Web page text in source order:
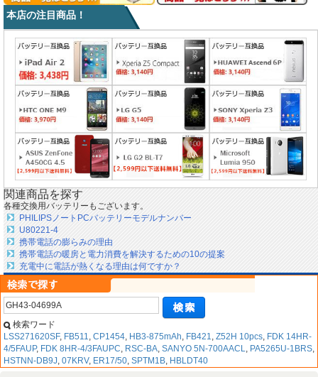
本店の注目商品！
関連商品を探す
各種交換用バッテリーもございます。
PHILIPSノートPCバッテリーモデルナンバー
U80221-4
携帯電話の膨らみの理由
携帯電話の暖房と電力消費を解決するための10の提案
充電中に電話が熱くなる理由は何ですか？
検索ワード
LSS271620SF, FB511, CP1454, HB3-875mAh, FB421, Z52H 10pcs, FDK 14HR-
4/5FAUP, FDK 8HR-4/3FAUPC, RSC-BA, SANYO 5N-700AACL, PA5265U-1BRS,
HSTNN-DB9J, 07KRV, ER17/50, SPTM1B, HBLDT40